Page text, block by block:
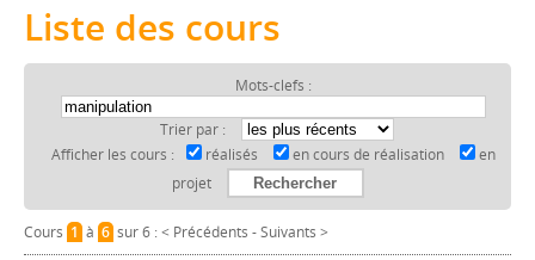
Liste des cours
Mots-clefs :
Trier par :
Afficher les cours :
réalisés en cours de réalisation
en
projet
Cours 1à 6sur 6 :< Précédents -Suivants >